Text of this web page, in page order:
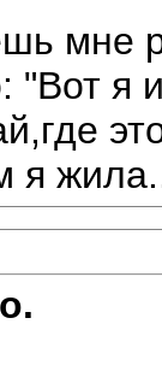
мне
"Вот я
я